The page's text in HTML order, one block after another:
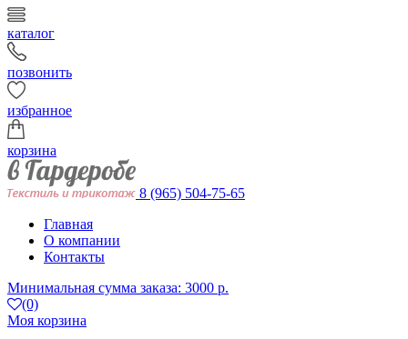
каталог
позвонить
избранное
корзина
8 (965) 504-75-65
Главная
О компании
Контакты
Минимальная сумма заказа: 3000 р.
(0)
Моя корзина